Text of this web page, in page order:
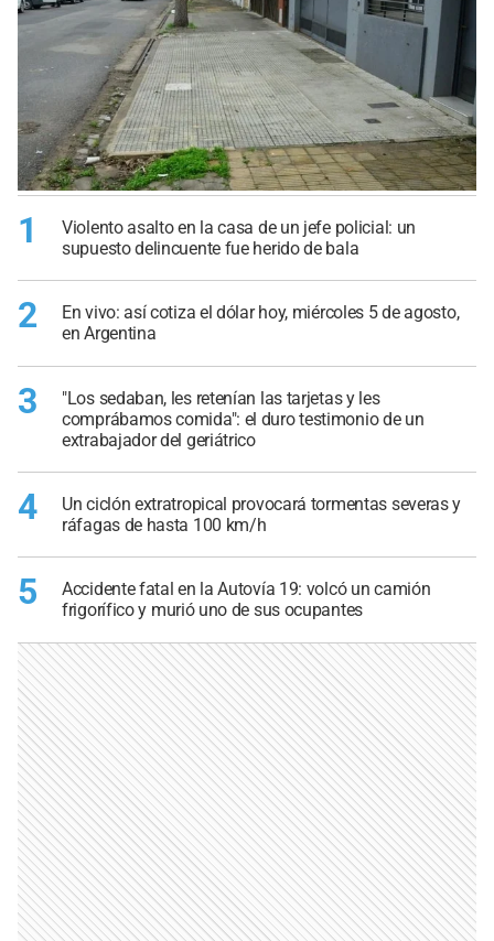
1
Violento asalto en la casa de un jefe policial: un
supuesto delincuente fue herido de bala
2
En vivo: así cotiza el dólar hoy, miércoles 5 de agosto,
en Argentina
3
"Los sedaban, les retenían las tarjetas y les
comprábamos comida": el duro testimonio de un
extrabajador del geriátrico
4
Un ciclón extratropical provocará tormentas severas y
ráfagas de hasta 100 km/h
5
Accidente fatal en la Autovía 19: volcó un camión
frigorífico y murió uno de sus ocupantes